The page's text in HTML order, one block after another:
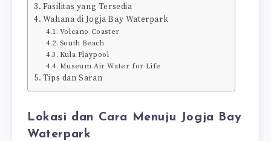
Fasilitas yang Tersedia
Wahana di Jogja Bay Waterpark
Volcano Coaster
South Beach
Kula Playpool
Museum Air Water for Life
Tips dan Saran
Lokasi dan Cara Menuju Jogja Bay
Waterpark